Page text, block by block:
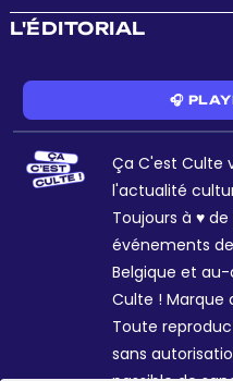
L'ÉDITORIAL
🎧
Ça C'est Culte
l'actualité
Toujours à ♥
événements
Belgique et
Culte ! Marque
Toute
sans